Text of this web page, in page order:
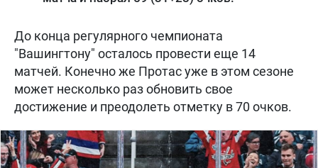
До конца регулярного чемпионата
"Вашингтону" осталось провести еще 14
матчей. Конечно же Протас уже в этом сезоне
может несколько раз обновить свое
достижение и преодолеть отметку в 70 очков.